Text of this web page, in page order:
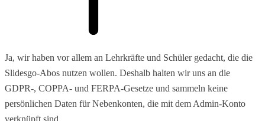
Ja, wir haben vor allem an Lehrkräfte und Schüler gedacht, die die
Slidesgo-Abos nutzen wollen. Deshalb halten wir uns an die
GDPR-, COPPA- und FERPA-Gesetze und sammeln keine
persönlichen Daten für Nebenkonten, die mit dem Admin-Konto
verknüpft sind.